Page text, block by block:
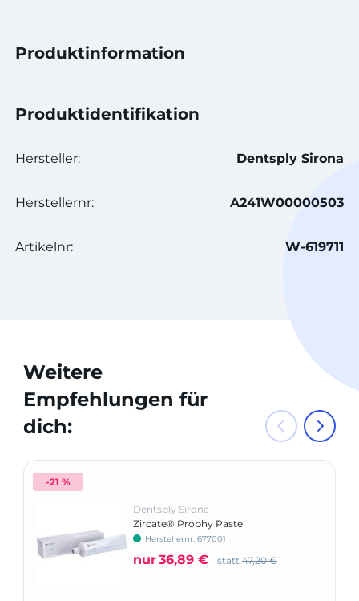
Produktinformation
Produktidentifikation
Hersteller: Dentsply Sirona
Herstellernr: A241W00000503
Artikelnr: W-619711
Weitere
Empfehlungen für
dich:
-21 %
Dentsply Sirona
Zircate® Prophy Paste
Herstellernr: 677001
nur36,89 € statt 47,20 €